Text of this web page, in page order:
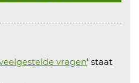
vragen' staat